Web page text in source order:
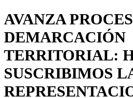
AVANZA
DEMARCACIÓN
TERRITORIAL:
SUSCRIBIMOS